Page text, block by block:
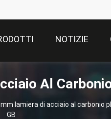
NOTIZIE
Al
lamiera di acciaio al carbonio
GB